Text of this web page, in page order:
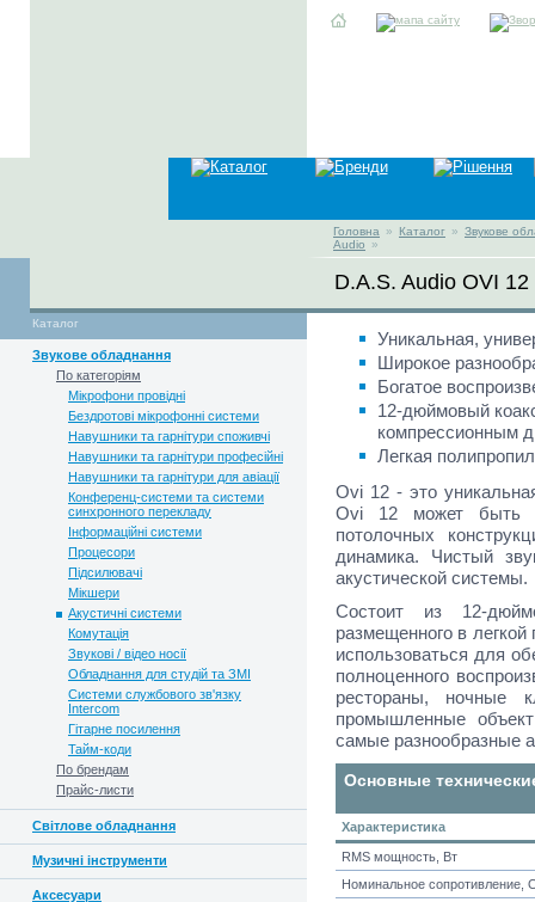
Головна » Каталог » Звукове
Audio
»
D.A.S. Audio OVI 12
Каталог
Звукове обладнання
По категоріям
Мікрофони провідні
Бездротові мікрофонні системи
Навушники та гарнітури споживчі
Навушники та гарнітури професійні
Навушники та гарнітури для авіації
Конференц-системи та системи
синхронного перекладу
Інформаційні системи
Процесори
Підсилювачі
Мікшери
Акустичні системи
Комутація
Звукові / відео носії
Обладнання для студій та ЗМІ
Системи службового зв'язку
Intercom
Гітарне посилення
Тайм-коди
По брендам
Прайс-листи
Світлове обладнання
Музичні інструменти
Аксесуари
Уникальная,
Широкое
Богатое
12-дюймовый
компрессионным
Легкая
Ovi 12 - это
Ovi 12 может быть
потолочных
динамика. Чистый
акустической системы.
Состоит из 12-
размещенного в
использоваться для
полноценного
рестораны, ночные
промышленные
самые разнообразные
Основные
Характеристика
RMS мощность, Вт
Номинальное сопротивление,